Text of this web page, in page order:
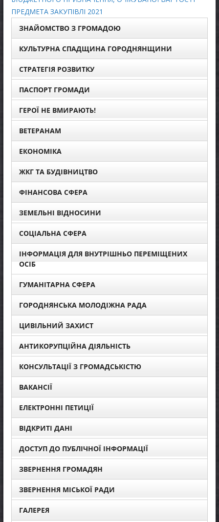
ПРЕДМЕТА ЗАКУПІВЛІ 2021
ЗНАЙОМСТВО З ГРОМАДОЮ
КУЛЬТУРНА СПАДЩИНА ГОРОДНЯНЩИНИ
СТРАТЕГІЯ РОЗВИТКУ
ПАСПОРТ ГРОМАДИ
ГЕРОЇ НЕ ВМИРАЮТЬ!
ВЕТЕРАНАМ
ЕКОНОМІКА
ЖКГ ТА БУДІВНИЦТВО
ФІНАНСОВА СФЕРА
ЗЕМЕЛЬНІ ВІДНОСИНИ
СОЦІАЛЬНА СФЕРА
ІНФОРМАЦІЯ ДЛЯ ВНУТРІШНЬО ПЕРЕМІЩЕНИХ
ОСІБ
ГУМАНІТАРНА СФЕРА
ГОРОДНЯНСЬКА МОЛОДІЖНА РАДА
ЦИВІЛЬНИЙ ЗАХИСТ
АНТИКОРУПЦІЙНА ДІЯЛЬНІСТЬ
КОНСУЛЬТАЦІЇ З ГРОМАДСЬКІСТЮ
ВАКАНСІЇ
ЕЛЕКТРОННІ ПЕТИЦІЇ
ВІДКРИТІ ДАНІ
ДОСТУП ДО ПУБЛІЧНОЇ ІНФОРМАЦІЇ
ЗВЕРНЕННЯ ГРОМАДЯН
ЗВЕРНЕННЯ МІСЬКОЇ РАДИ
ГАЛЕРЕЯ